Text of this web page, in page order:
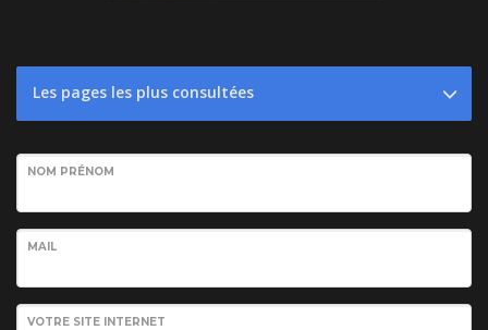
Les pages les plus consultées
NOM PRÉNOM
MAIL
VOTRE SITE INTERNET